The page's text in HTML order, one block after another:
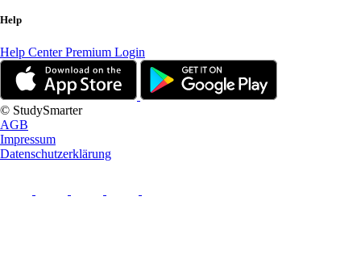
Help
Help CenterPremium Login
© StudySmarter
AGB
Impressum
Datenschutzerklärung